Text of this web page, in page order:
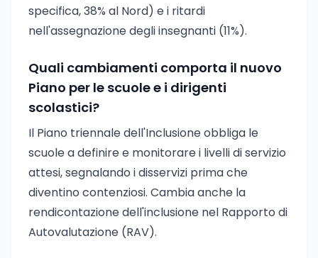
specifica, 38% al Nord) e i ritardi
nell'assegnazione degli insegnanti (11%).
Quali cambiamenti comporta il nuovo
Piano per le scuole e i dirigenti
scolastici?
Il Piano triennale dell'Inclusione obbliga le
scuole a definire e monitorare i livelli di servizio
attesi, segnalando i disservizi prima che
diventino contenziosi. Cambia anche la
rendicontazione dell'inclusione nel Rapporto di
Autovalutazione (RAV).